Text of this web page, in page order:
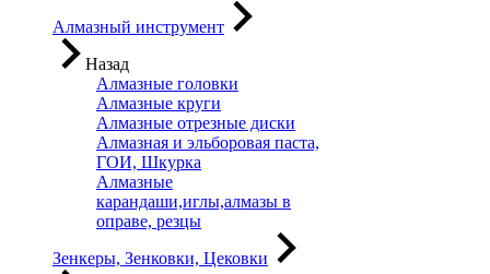
Алмазный инструмент
Назад
Алмазные головки
Алмазные круги
Алмазные отрезные диски
Алмазная и эльборовая паста,
ГОИ, Шкурка
Алмазные
карандаши,иглы,алмазы в
оправе, резцы
Зенкеры, Зенковки, Цековки